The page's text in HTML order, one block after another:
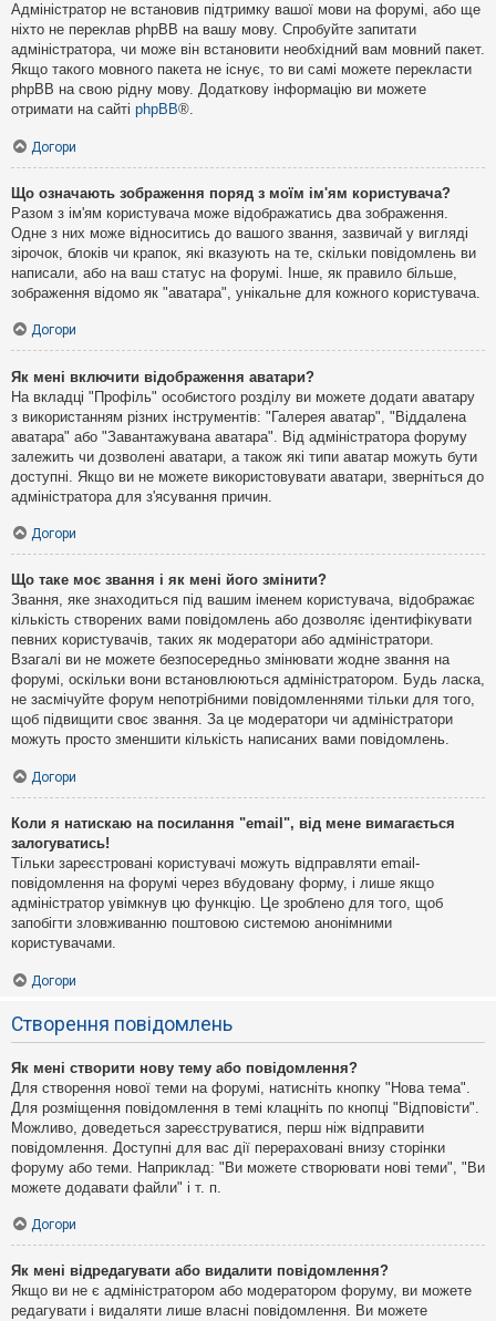
Адміністратор не встановив підтримку вашої мови на форумі, або ще
ніхто не переклав phpBB на вашу мову. Спробуйте запитати
адміністратора, чи може він встановити необхідний вам мовний пакет.
Якщо такого мовного пакета не існує, то ви самі можете перекласти
phpBB на свою рідну мову. Додаткову інформацію ви можете
отримати на сайті phpBB®.
Догори
Що означають зображення поряд з моїм ім'ям користувача?
Разом з ім'ям користувача може відображатись два зображення.
Одне з них може відноситись до вашого звання, зазвичай у вигляді
зірочок, блоків чи крапок, які вказують на те, скільки повідомлень ви
написали, або на ваш статус на форумі. Інше, як правило більше,
зображення відомо як "аватара", унікальне для кожного користувача.
Догори
Як мені включити відображення аватари?
На вкладці "Профіль" особистого розділу ви можете додати аватару
з використанням різних інструментів: "Галерея аватар", "Віддалена
аватара" або "Завантажувана аватара". Від адміністратора форуму
залежить чи дозволені аватари, а також які типи аватар можуть бути
доступні. Якщо ви не можете використовувати аватари, зверніться до
адміністратора для з'ясування причин.
Догори
Що таке моє звання і як мені його змінити?
Звання, яке знаходиться під вашим іменем користувача, відображає
кількість створених вами повідомлень або дозволяє ідентифікувати
певних користувачів, таких як модератори або адміністратори.
Взагалі ви не можете безпосередньо змінювати жодне звання на
форумі, оскільки вони встановлюються адміністратором. Будь ласка,
не засмічуйте форум непотрібними повідомленнями тільки для того,
щоб підвищити своє звання. За це модератори чи адміністратори
можуть просто зменшити кількість написаних вами повідомлень.
Догори
Коли я натискаю на посилання "email", від мене вимагається
залогуватись!
Тільки зареєстровані користувачі можуть відправляти email-
повідомлення на форумі через вбудовану форму, і лише якщо
адміністратор увімкнув цю функцію. Це зроблено для того, щоб
запобігти зловживанню поштовою системою анонімними
користувачами.
Догори
Створення повідомлень
Як мені створити нову тему або повідомлення?
Для створення нової теми на форумі, натисніть кнопку "Нова тема".
Для розміщення повідомлення в темі клацніть по кнопці "Відповісти".
Можливо, доведеться зареєструватися, перш ніж відправити
повідомлення. Доступні для вас дії перераховані внизу сторінки
форуму або теми. Наприклад: "Ви можете створювати нові теми", "Ви
можете додавати файли" і т. п.
Догори
Як мені відредагувати або видалити повідомлення?
Якщо ви не є адміністратором або модератором форуму, ви можете
редагувати і видаляти лише власні повідомлення. Ви можете